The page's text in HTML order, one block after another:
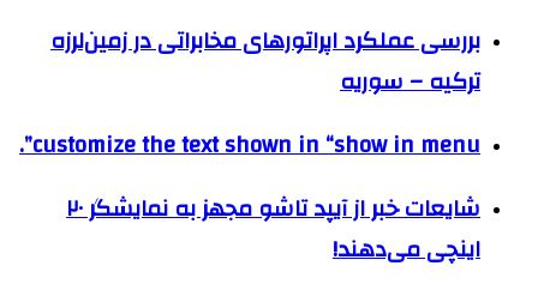
بررسی عملکرد اپراتورهای مخابراتی در زمین‌لرزه‌
ترکیه – سوریه
customize the text shown in “show in menu”.
شایعات خبر از آیپد تاشو مجهز به نمایشگر ۲۰
اینچی می‌دهند!